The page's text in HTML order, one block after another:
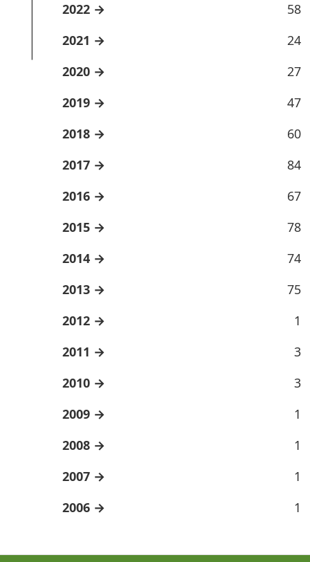
2022
58
2021
24
2020
27
2019
47
2018
60
2017
84
2016
67
2015
78
2014
74
2013
75
2012
1
2011
3
2010
3
2009
1
2008
1
2007
1
2006
1